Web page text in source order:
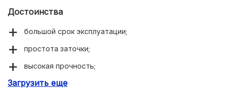
Достоинства
большой срок эксплуатации;
простота заточки;
высокая прочность;
продуманная ручка.
Загрузить еще